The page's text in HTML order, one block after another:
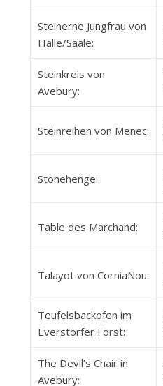
Steinerne Jungfrau von
Halle/Saale:
Steinkreis von
Avebury:
Steinreihen von Menec:
Stonehenge:
Table des Marchand:
Talayot von CorniaNou:
Teufelsbackofen im
Everstorfer Forst:
The Devil’s Chair in
Avebury: